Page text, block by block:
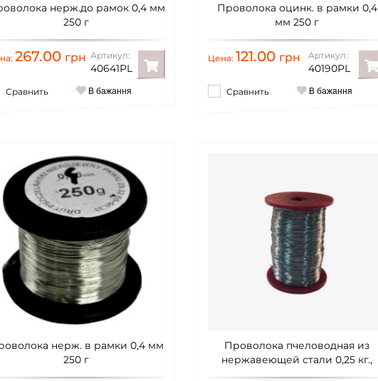
нерж.до рамок 0,4 мм
250 г
267.00 грн Артикул:
40641PL
Сравнить В бажання
Проволока оцинк. в рамки 0,4
мм 250 г
Цена: 121.00 грн Артикул:
40190PL
Сравнить В бажання
нерж. в рамки 0,4 мм
250 г
Проволока пчеловодная из
нержавеющей стали 0,25 кг.,
диаметр проволоки 0,3…0,4 мм